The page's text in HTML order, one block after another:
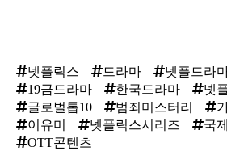
넷플릭스 드라마 넷플드라
19금드라마
한국드라마
넷
글로벌톱10
범죄미스터리
이유미
넷플릭스시리즈
국
OTT콘텐츠